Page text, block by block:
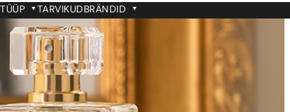
TÜÜP TARVIKUD BRÄNDID